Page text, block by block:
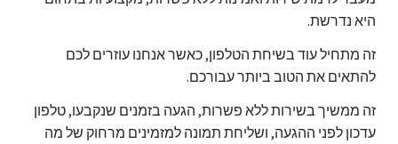
היא נדרשת.
זה מתחיל עוד בשיחת הטלפון, כאשר אנחנו עוזרים לכם
להתאים את הטוב ביותר עבורכם.
זה ממשיך בשירות ללא פשרות, הגעה בזמנים שנקבעו, טלפון
עדכון לפני ההגעה, ושליחת תמונה למזמינים מרחוק של מה